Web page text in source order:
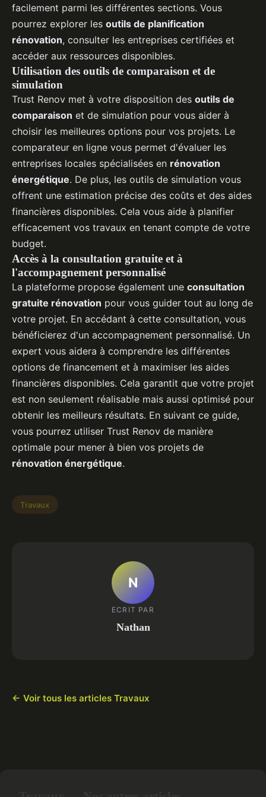
facilement parmi les différentes sections. Vous
pourrez explorer les outils de planification
rénovation, consulter les entreprises certifiées et
accéder aux ressources disponibles.
Utilisation des outils de comparaison et de
simulation
Trust Renov met à votre disposition des outils de
comparaison et de simulation pour vous aider à
choisir les meilleures options pour vos projets. Le
comparateur en ligne vous permet d'évaluer les
entreprises locales spécialisées en rénovation
énergétique. De plus, les outils de simulation vous
offrent une estimation précise des coûts et des aides
financières disponibles. Cela vous aide à planifier
efficacement vos travaux en tenant compte de votre
budget.
Accès à la consultation gratuite et à
l'accompagnement personnalisé
La plateforme propose également une consultation
gratuite rénovation pour vous guider tout au long de
votre projet. En accédant à cette consultation, vous
bénéficierez d'un accompagnement personnalisé. Un
expert vous aidera à comprendre les différentes
options de financement et à maximiser les aides
financières disponibles. Cela garantit que votre projet
est non seulement réalisable mais aussi optimisé pour
obtenir les meilleurs résultats. En suivant ce guide,
vous pourrez utiliser Trust Renov de manière
optimale pour mener à bien vos projets de
rénovation énergétique.
Travaux
N
ECRIT PAR
Nathan
← Voir tous les articles Travaux